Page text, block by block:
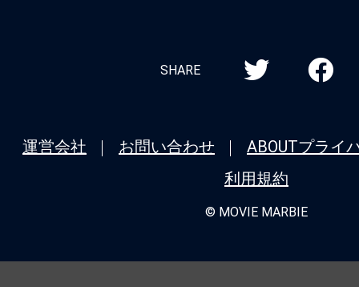
SHARE
運営会社 お問い合わせ ABOUTプライ
利用規約
© MOVIE MARBIE